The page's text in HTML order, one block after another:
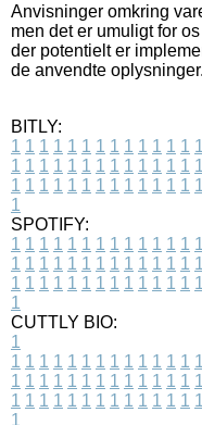
Anvisninger omkring
men det er umuligt for
der potentielt er
de anvendte oplysninger.
BITLY:
1 1 1 1 1 1 1 1 1 1 1 1 1 1
1 1 1 1 1 1 1 1 1 1 1 1 1 1
1 1 1 1 1 1 1 1 1 1 1 1 1 1
1
SPOTIFY:
1 1 1 1 1 1 1 1 1 1 1 1 1 1
1 1 1 1 1 1 1 1 1 1 1 1 1 1
1 1 1 1 1 1 1 1 1 1 1 1 1 1
1
CUTTLY BIO:
1
1 1 1 1 1 1 1 1 1 1 1 1 1 1
1 1 1 1 1 1 1 1 1 1 1 1 1 1
1 1 1 1 1 1 1 1 1 1 1 1 1 1
1